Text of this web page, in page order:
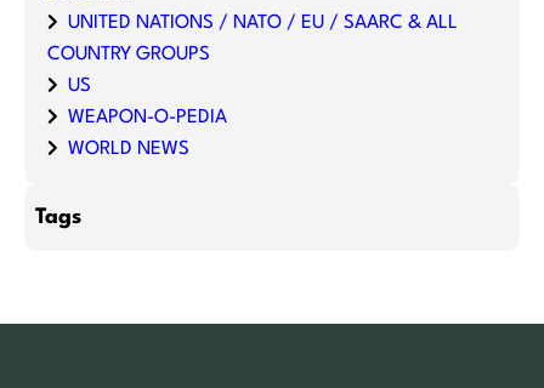
UNITED NATIONS / NATO / EU / SAARC & ALL
COUNTRY GROUPS
US
WEAPON-O-PEDIA
WORLD NEWS
Tags